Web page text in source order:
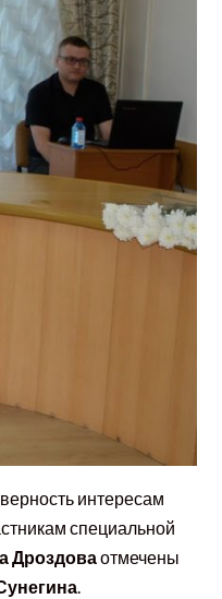
интересам
специальной
Дроздоваотмечены
.